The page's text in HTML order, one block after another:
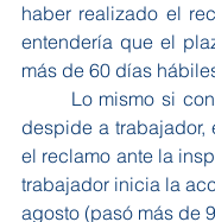
haber realizado el
entendería que el
más de 60 días
despide a trabajador,
el reclamo ante la
trabajador inicia la
agosto (pasó más de